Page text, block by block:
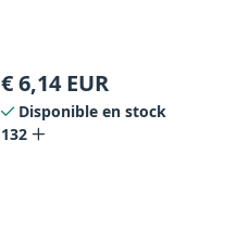
€6,14 EUR
Disponible en stock
132